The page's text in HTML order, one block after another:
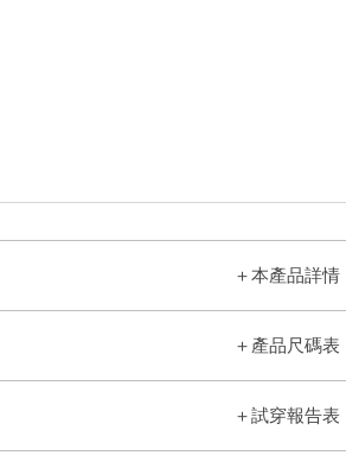
＋本產品詳情
＋ 產品尺碼表
＋試穿報告表